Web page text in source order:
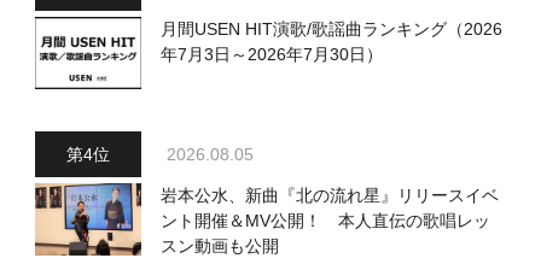
月間USEN HIT演歌/歌謡曲ランキング（2026
年7月3日～2026年7月30日）
2026.08.05
岩本公水、新曲『北の流れ星』リリースイベ
ント開催＆MV公開！ 本人直伝の歌唱レッ
スン動画も公開